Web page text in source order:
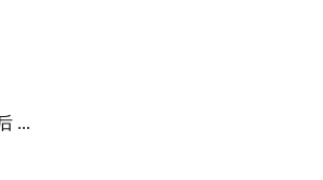
...